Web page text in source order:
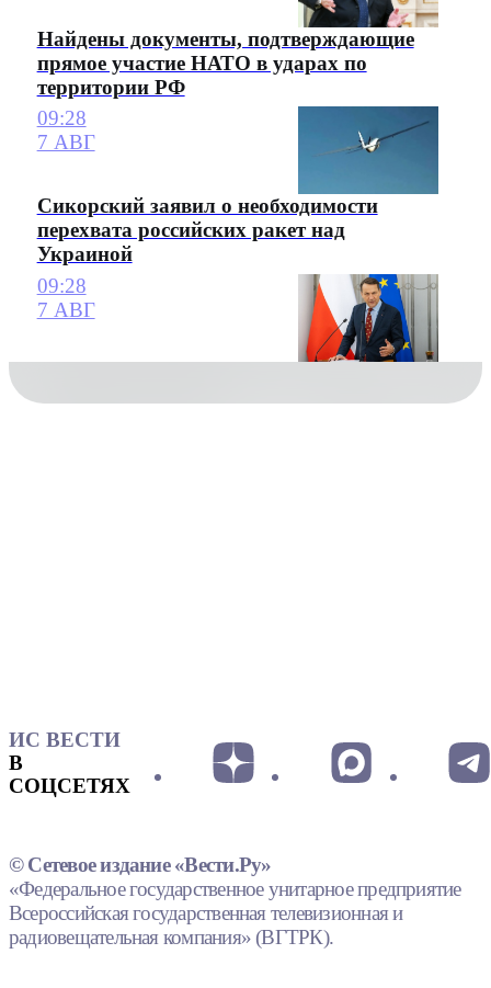
Найдены документы, подтверждающие
прямое участие НАТО в ударах по
территории РФ
09:28
7 АВГ
Сикорский заявил о необходимости
перехвата российских ракет над
Украиной
09:28
7 АВГ
ИС ВЕСТИ
В
СОЦСЕТЯХ
© Сетевое издание «Вести.Ру»
«Федеральное государственное унитарное предприятие
Всероссийская государственная телевизионная и
радиовещательная компания» (ВГТРК).